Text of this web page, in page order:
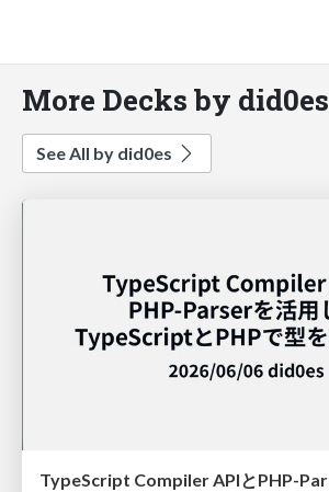
More Decks by did0es
See All by did0es